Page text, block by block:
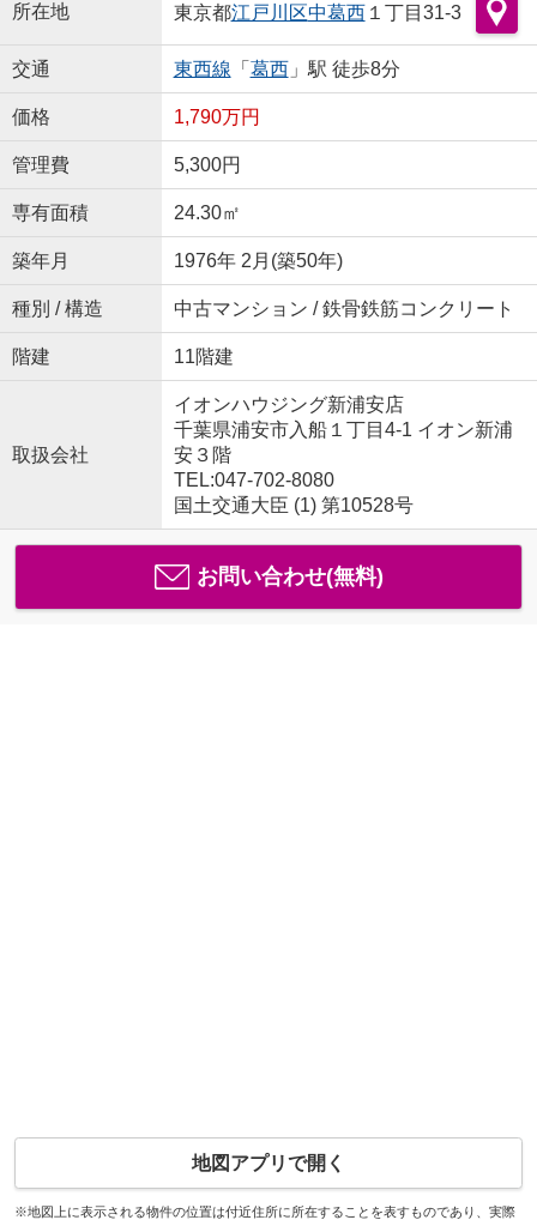
所在地 東京都江戸川区中葛西１丁目31-3
交通 東西線 「 葛西」駅 徒歩8分
価格 1,790万円
管理費 5,300円
専有面積 24.30㎡
築年月 1976年 2月(築50年)
種別 / 構造 中古マンション / 鉄骨鉄筋コンクリート
階建 11階建
取扱会社
イオンハウジング新浦安店
千葉県浦安市入船１丁目4-1 イオン新浦
安３階
TEL:047-702-8080
国土交通大臣 (1) 第10528号
お問い合わせ(無料)
地図アプリで開く
※地図上に表示される物件の位置は付近住所に所在することを表すものであり、実際